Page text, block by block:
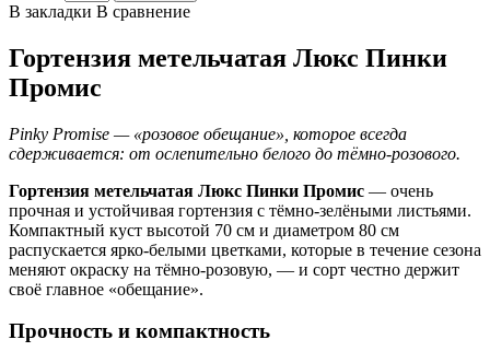
В закладки В сравнение
Гортензия метельчатая Люкс Пинки
Промис
Pinky Promise — «розовое обещание», которое всегда
сдерживается: от ослепительно белого до тёмно-розового.
Гортензия метельчатая Люкс Пинки Промис — очень
прочная и устойчивая гортензия с тёмно-зелёными листьями.
Компактный куст высотой 70 см и диаметром 80 см
распускается ярко-белыми цветками, которые в течение сезона
меняют окраску на тёмно-розовую, — и сорт честно держит
своё главное «обещание».
Прочность и компактность